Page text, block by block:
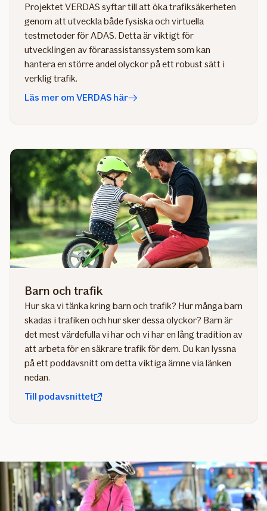
Projektet VERDAS syftar till att öka trafiksäkerheten
genom att utveckla både fysiska och virtuella
testmetoder för ADAS. Detta är viktigt för
utvecklingen av förarassistanssystem som kan
hantera en större andel olyckor på ett robust sätt i
verklig trafik.
Läs mer om VERDAS här
Barn och trafik
Hur ska vi tänka kring barn och trafik? Hur många barn
skadas i trafiken och hur sker dessa olyckor? Barn är
det mest värdefulla vi har och vi har en lång tradition av
att arbeta för en säkrare trafik för dem. Du kan lyssna
på ett poddavsnitt om detta viktiga ämne via länken
nedan.
Till podavsnittet